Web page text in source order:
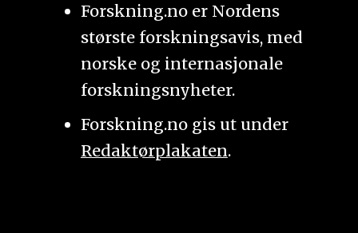
Forskning.no er Nordens
største forskningsavis, med
norske og internasjonale
forskningsnyheter.
Forskning.no gis ut under
Redaktørplakaten.